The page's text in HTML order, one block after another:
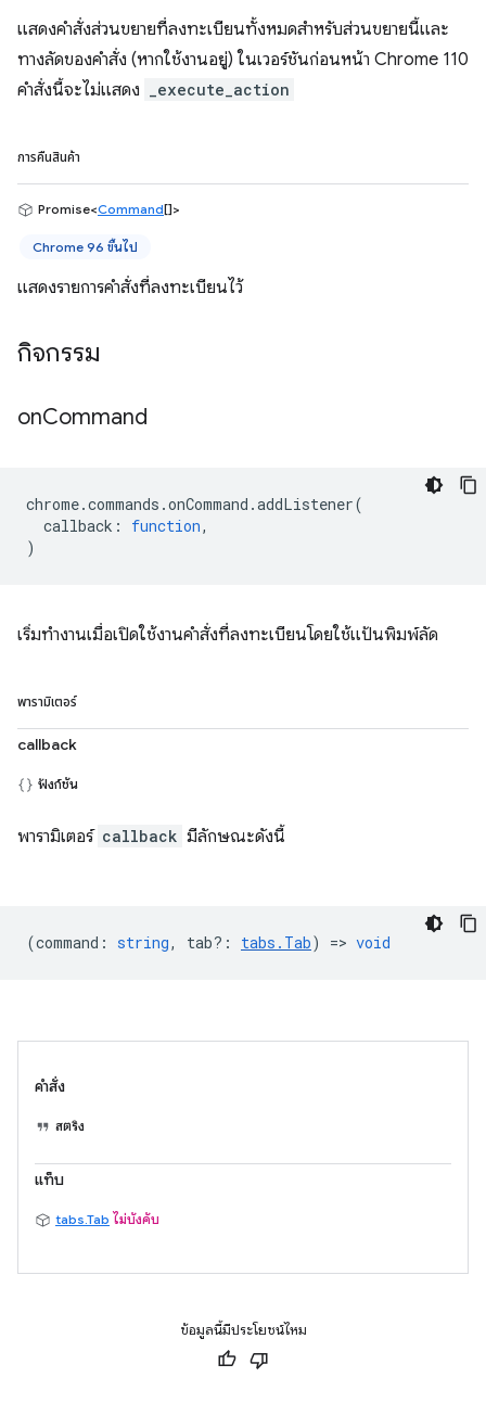
แสดงคำสั่งส่วนขยายที่ลงทะเบียนทั้งหมดสำหรับส่วนขยายนี้และ
ทางลัดของคำสั่ง (หากใช้งานอยู่) ในเวอร์ชันก่อนหน้า Chrome 110
คำสั่งนี้จะไม่แสดง
_execute_action
การคืนสินค้า
Promise<Command[]>
Chrome 96 ขึ้นไป
แสดงรายการคำสั่งที่ลงทะเบียนไว้
กิจกรรม
onCommand
chrome.commands .onCommand .addListener(
callback : function,
)
เริ่มทำงานเมื่อเปิดใช้งานคำสั่งที่ลงทะเบียนโดยใช้แป้นพิมพ์ลัด
พารามิเตอร์
callback
ฟังก์ชัน
พารามิเตอร์ callback มีลักษณะดังนี้
(command : string, tab? : tabs.Tab) => void
คำสั่ง
สตริง
แท็บ
tabs.Tab ไม่บังคับ
ข้อมูลนี้มีประโยชน์ไหม